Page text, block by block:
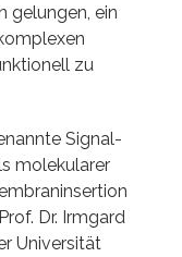
gelungen, ein
zu
Signal-
molekularer
Dr. Irmgard
Universität